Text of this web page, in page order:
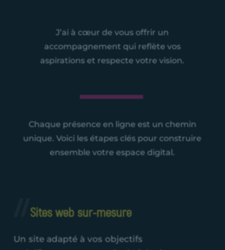
J’ai à cœur de vous offrir un
accompagnement qui reflète vos
aspirations et respecte votre vision.
Chaque présence en ligne est un chemin
unique. Voici les étapes clés pour construire
ensemble votre espace digital.
Sites web sur-mesure
Un site adapté à vos objectifs